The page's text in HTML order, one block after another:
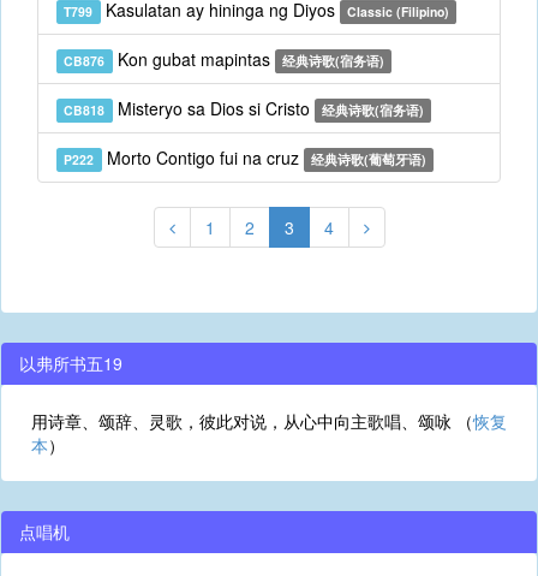
T799 Kasulatan ay hininga ng Diyos Classic (Filipino)
CB876 Kon gubat mapintas 经典诗歌(宿务语)
CB818 Misteryo sa Dios si Cristo 经典诗歌(宿务语)
P222 Morto Contigo fui na cruz 经典诗歌(葡萄牙语)
1 2 3 4
以弗所书五19
用诗章、颂辞、灵歌，彼此对说，从心中向主歌唱、颂咏 （恢复
本）
点唱机